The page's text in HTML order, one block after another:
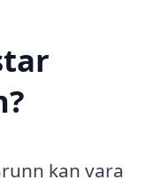
kan vara